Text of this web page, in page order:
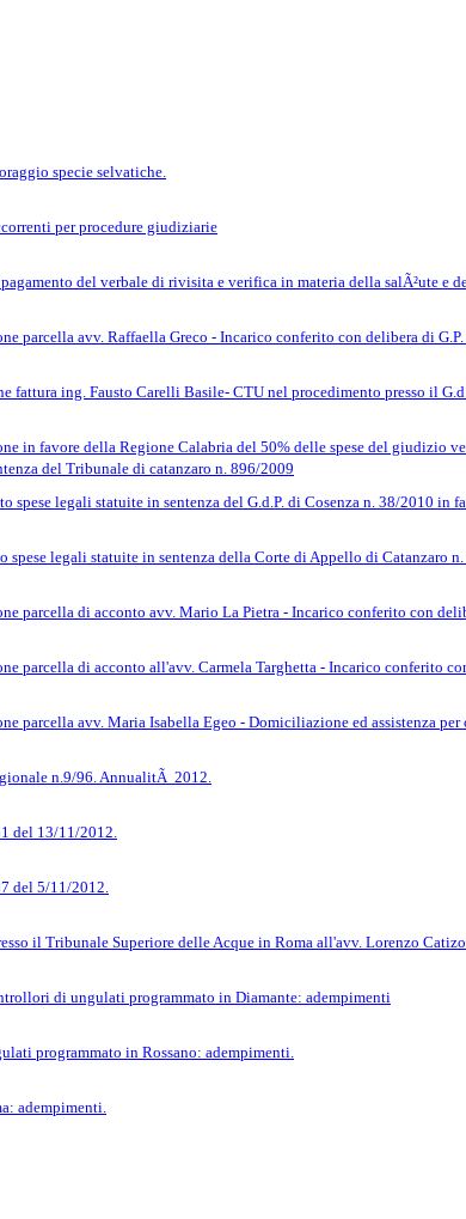
specie selvatiche.
per procedure giudiziarie
del verbale di rivisita e verifica in materia della salÃ²ute
parcella avv. Raffaella Greco - Incarico conferito con delibera di
fattura ing. Fausto Carelli Basile- CTU nel procedimento presso il
in favore della Regione Calabria del 50% delle spese del giudizio
del Tribunale di catanzaro n. 896/2009
spese legali statuite in sentenza del G.d.P. di Cosenza n. 38/2010 in
spese legali statuite in sentenza della Corte di Appello di Catanzaro
parcella di acconto avv. Mario La Pietra - Incarico conferito con
parcella di acconto all'avv. Carmela Targhetta - Incarico conferito
parcella avv. Maria Isabella Egeo - Domiciliazione ed assistenza per
n.9/96. AnnualitÃ 2012.
del 13/11/2012.
del 5/11/2012.
il Tribunale Superiore delle Acque in Roma all'avv. Lorenzo
di ungulati programmato in Diamante: adempimenti
programmato in Rossano: adempimenti.
adempimenti.